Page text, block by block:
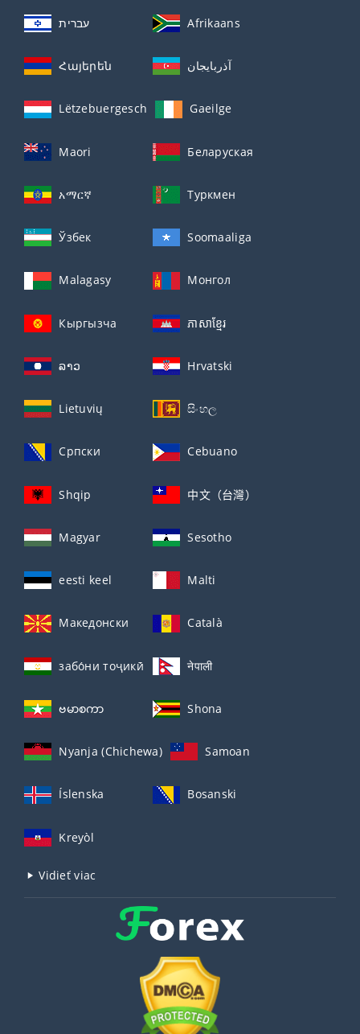
עברית Afrikaans
Հայերեն آذربايجان
Lëtzebuergesch Gaeilge
Maori Беларуская
አማርኛ Туркмен
Ўзбек Soomaaliga
Malagasy Монгол
Кыргызча ភាសាខ្មែរ
ລາວ Hrvatski
Lietuvių සිංහල
Српски Cebuano
Shqip 中文（台灣）
Magyar Sesotho
eesti keel Malti
Македонски Català
забо́ни тоҷикӣ́ नेपाली
ဗမာစကာ Shona
Nyanja (Chichewa) Samoan
Íslenska Bosanski
Kreyòl
Vidieť viac